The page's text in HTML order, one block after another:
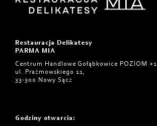
Restauracja Delikatesy
PARMA MIA
Centrum Handlowe Gołąbkowice POZIOM +1
ul. Prażmowskiego 11,
33-300 Nowy Sącz
Godziny otwarcia :